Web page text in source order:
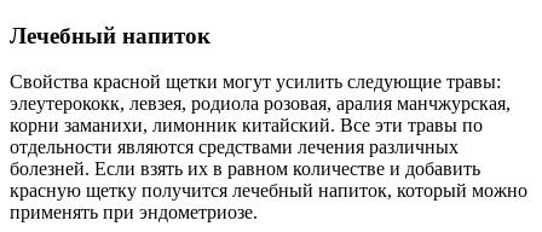
Лечебный напиток
Свойства красной щетки могут усилить следующие травы:
элеутерококк, левзея, родиола розовая, аралия манчжурская,
корни заманихи, лимонник китайский. Все эти травы по
отдельности являются средствами лечения различных
болезней. Если взять их в равном количестве и добавить
красную щетку получится лечебный напиток, который можно
применять при эндометриозе.